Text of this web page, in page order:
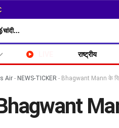
चांदी...
राष्ट्रीय
Air - NEWS-TICKER - Bhagwant Mann के